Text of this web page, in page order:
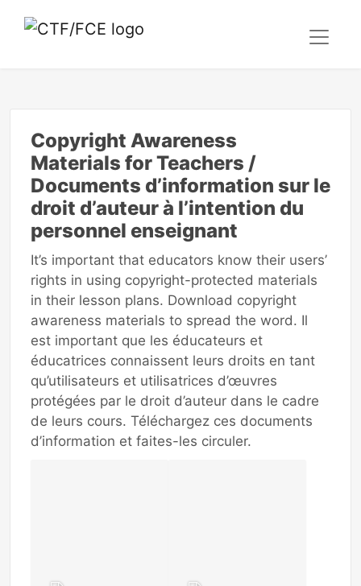
Copyright Awareness
Materials for Teachers /
Documents d’information sur le
droit d’auteur à l’intention du
personnel enseignant
It’s important that educators know their users’
rights in using copyright-protected materials
in their lesson plans. Download copyright
awareness materials to spread the word. Il
est important que les éducateurs et
éducatrices connaissent leurs droits en tant
qu’utilisateurs et utilisatrices d’œuvres
protégées par le droit d’auteur dans le cadre
de leurs cours. Téléchargez ces documents
d’information et faites-les circuler.